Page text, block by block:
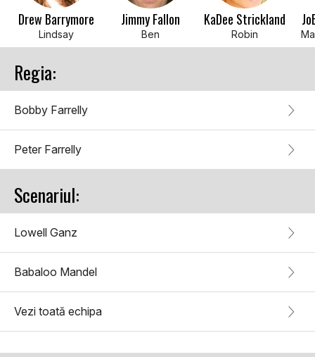
Drew Barrymore
Lindsay
Jimmy Fallon
Ben
KaDee Strickland
Robin
Regia:
Bobby Farrelly
Peter Farrelly
Scenariul:
Lowell Ganz
Babaloo Mandel
Vezi toată echipa